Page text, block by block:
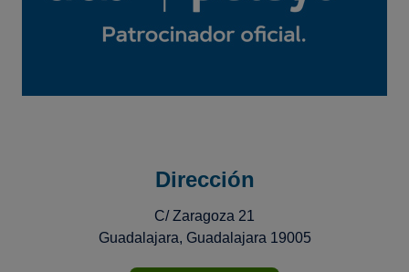
Dirección
C/ Zaragoza 21
Guadalajara, Guadalajara 19005